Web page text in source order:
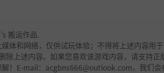
's 搬运作品.
体和网络，仅供试玩体验；不得将上述内容用
除上述内容。如果您喜欢该游戏内容，请支持
！E-mail：acgbns666@outlook.com，我们会